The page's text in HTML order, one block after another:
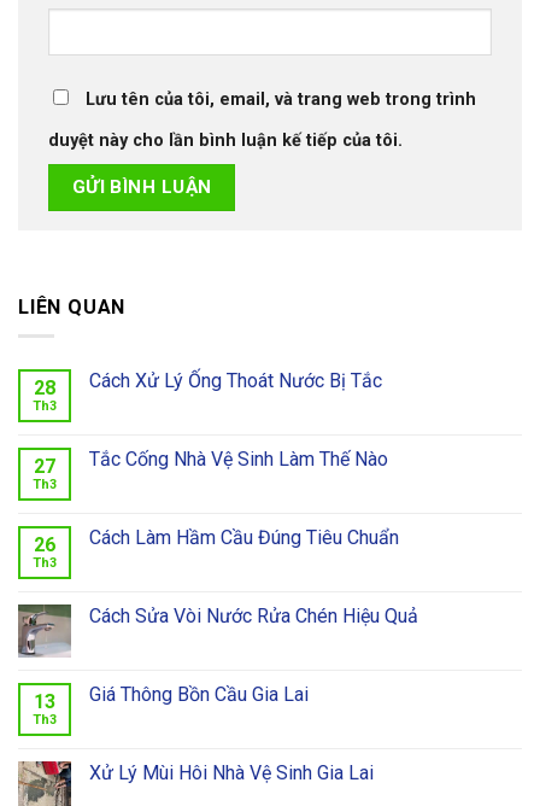
Lưu tên của tôi, email, và trang web trong trình
duyệt này cho lần bình luận kế tiếp của tôi.
LIÊN QUAN
28
Th3
Cách Xử Lý Ống Thoát Nước Bị Tắc
27
Th3
Tắc Cống Nhà Vệ Sinh Làm Thế Nào
26
Th3
Cách Làm Hầm Cầu Đúng Tiêu Chuẩn
Cách Sửa Vòi Nước Rửa Chén Hiệu Quả
13
Th3
Giá Thông Bồn Cầu Gia Lai
Xử Lý Mùi Hôi Nhà Vệ Sinh Gia Lai